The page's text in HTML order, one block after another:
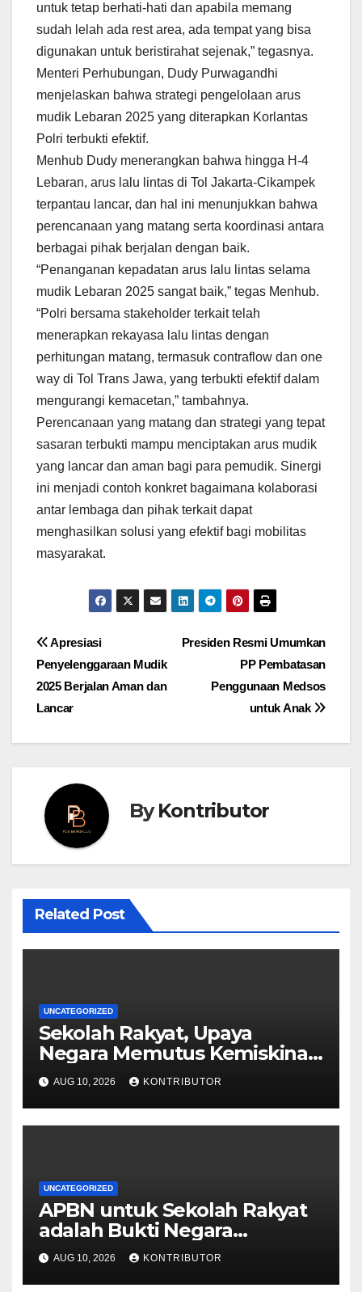
untuk tetap berhati-hati dan apabila memang
sudah lelah ada rest area, ada tempat yang bisa
digunakan untuk beristirahat sejenak,” tegasnya.
Menteri Perhubungan, Dudy Purwagandhi
menjelaskan bahwa strategi pengelolaan arus
mudik Lebaran 2025 yang diterapkan Korlantas
Polri terbukti efektif.
Menhub Dudy menerangkan bahwa hingga H-4
Lebaran, arus lalu lintas di Tol Jakarta-Cikampek
terpantau lancar, dan hal ini menunjukkan bahwa
perencanaan yang matang serta koordinasi antara
berbagai pihak berjalan dengan baik.
“Penanganan kepadatan arus lalu lintas selama
mudik Lebaran 2025 sangat baik,” tegas Menhub.
“Polri bersama stakeholder terkait telah
menerapkan rekayasa lalu lintas dengan
perhitungan matang, termasuk contraflow dan one
way di Tol Trans Jawa, yang terbukti efektif dalam
mengurangi kemacetan,” tambahnya.
Perencanaan yang matang dan strategi yang tepat
sasaran terbukti mampu menciptakan arus mudik
yang lancar dan aman bagi para pemudik. Sinergi
ini menjadi contoh konkret bagaimana kolaborasi
antar lembaga dan pihak terkait dapat
menghasilkan solusi yang efektif bagi mobilitas
masyarakat.
Post
navigation
Presiden Resmi Umumkan
PP Pembatasan
Penggunaan Medsos
untuk Anak
Apresiasi
Penyelenggaraan Mudik
2025 Berjalan Aman dan
Lancar
ByKontributor
Related Post
UNCATEGORIZED
Sekolah Rakyat, Upaya
Negara Memutus Kemiskinan
Antargenerasi
AUG 10, 2026 KONTRIBUTOR
UNCATEGORIZED
APBN untuk Sekolah Rakyat
adalah Bukti Negara
Berpihak pada Mobilitas
Sosial
AUG 10, 2026 KONTRIBUTOR